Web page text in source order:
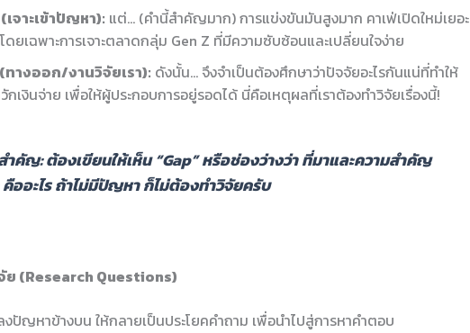
จาะเข้าปัญหา): แต่… (คำนี้สำคัญมาก) การแข่งขันมันสูงมาก คาเฟ่เปิดใหม่เยอะ
ดยเฉพาะการเจาะตลาดกลุ่ม Gen Z ที่มีความซับซ้อนและเปลี่ยนใจง่าย
างออก/งานวิจัยเรา): ดังนั้น… จึงจำเป็นต้องศึกษาว่าปัจจัยอะไรกันแน่ที่ทำให้
กเงินจ่าย เพื่อให้ผู้ประกอบการอยู่รอดได้ นี่คือเหตุผลที่เราต้องทำวิจัยเรื่องนี้!
ำคัญ:ต้องเขียนให้เห็น “Gap” หรือช่องว่างว่าที่มาและความสำคัญ
คืออะไร ถ้าไม่มีปัญหา ก็ไม่ต้องทำวิจัยครับ
ย (Research Questions)
ปัญหาข้างบน ให้กลายเป็นประโยคคำถาม เพื่อนำไปสู่การหาคำตอบ